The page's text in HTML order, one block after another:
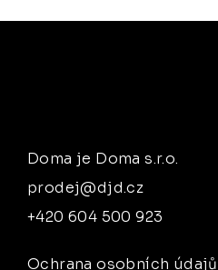
Doma je Doma s.r.o.
prodej@djd.cz
+420 604 500 923
Ochrana osobních údajů